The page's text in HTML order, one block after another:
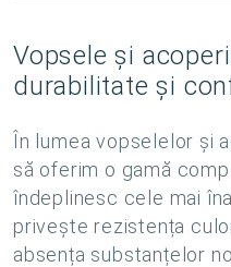
Vopsele și
durabilitate și
În lumea vopselelor și
să oferim o gamă
îndeplinesc cele mai
privește rezistența
absența substanțelor